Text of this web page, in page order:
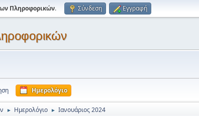
Πληροφορικών. Σύνδεση Εγγραφή
Ημερολόγιο
► Ημερολόγιο ► Ιανουάριος 2024